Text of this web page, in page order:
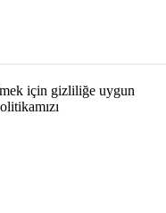
için gizliliğe uygun